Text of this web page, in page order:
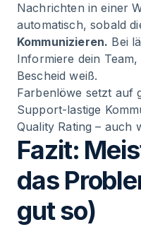
Nachrichten in einer
automatisch, sobald
Kommunizieren. Bei
Informiere dein
Bescheid weiß.
Farbenlöwe setzt auf
Support-lastige
Quality Rating – auch
Fazit:
das
gut so)